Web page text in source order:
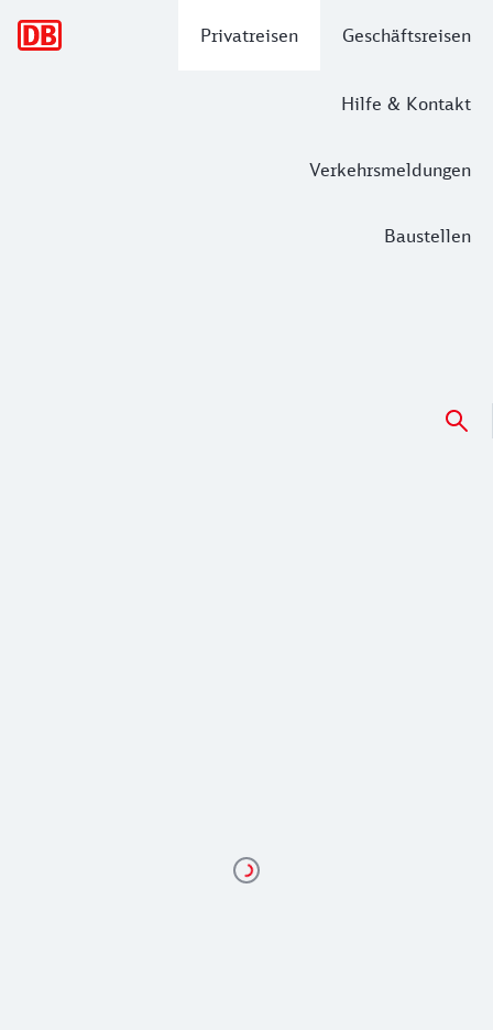
Privatreisen Geschäftsreisen
Hilfe & Kontakt
Verkehrsmeldungen
Baustellen